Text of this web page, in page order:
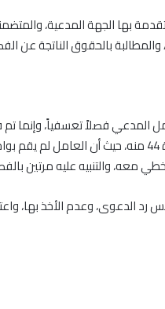
بها الجهة المدعية،
بالحقوق الناتجة عن
فصلاً تعسفياً، وإنما
مستنداً في ذلك لأحكام المادة 44 منه،
معه، والتنبيه عليه مرتين
رد الدعوى، وعدم الأخذ بها،